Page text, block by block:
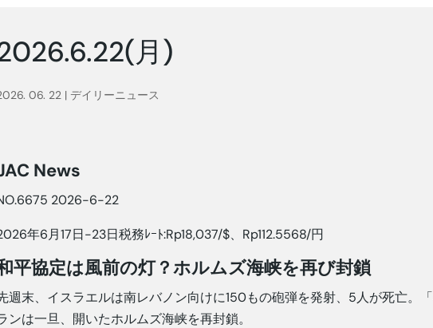
月)
06. 22| デイリーニュース
News
2026-6-22
年6月17日-23日税務ﾚｰﾄ:Rp18,037/$、Rp112.5568/円
平協定は風前の灯？ホルムズ海峡を再び封鎖
週末、イスラエルは南レバノン向けに150もの砲弾を発射、5人が死亡。
ンは一旦、開いたホルムズ海峡を再封鎖。